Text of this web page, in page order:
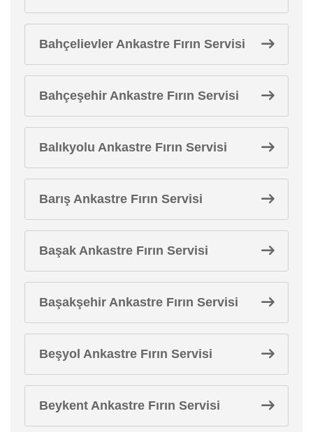
Bahçelievler Ankastre Fırın Servisi
Bahçeşehir Ankastre Fırın Servisi
Balıkyolu Ankastre Fırın Servisi
Barış Ankastre Fırın Servisi
Başak Ankastre Fırın Servisi
Başakşehir Ankastre Fırın Servisi
Beşyol Ankastre Fırın Servisi
Beykent Ankastre Fırın Servisi